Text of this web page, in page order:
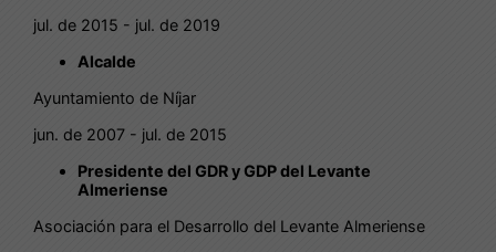
jul. de 2015 - jul. de 2019
Alcalde
Ayuntamiento de Níjar
jun. de 2007 - jul. de 2015
Presidente del GDR y GDP del Levante
Almeriense
Asociación para el Desarrollo del Levante Almeriense